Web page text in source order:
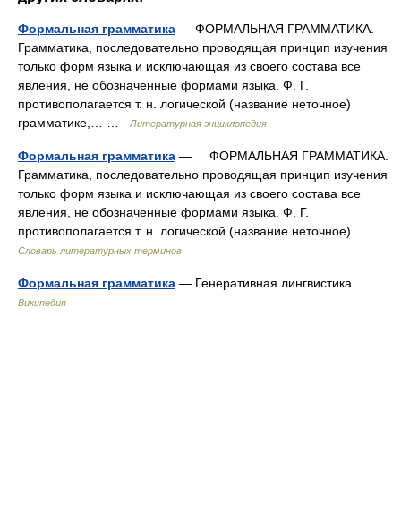
Формальная грамматика — ФОРМАЛЬНАЯ ГРАММАТИКА.
Грамматика, последовательно проводящая принцип изучения
только форм языка и исключающая из своего состава все
явления, не обозначенные формами языка. Ф. Г.
противополагается т. н. логической (название неточное)
грамматике,… …
Литературная энциклопедия
Формальная грамматика — ФОРМАЛЬНАЯ ГРАММАТИКА.
Грамматика, последовательно проводящая принцип изучения
только форм языка и исключающая из своего состава все
явления, не обозначенные формами языка. Ф. Г.
противополагается т. н. логической (название неточное)… …
Словарь литературных терминов
Формальная грамматика — Генеративная лингвистика …
Википедия